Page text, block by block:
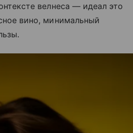
велнеса — идеал это
вино, минимальный